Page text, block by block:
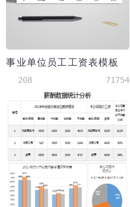
事业单位员工工资表模板
208 71754